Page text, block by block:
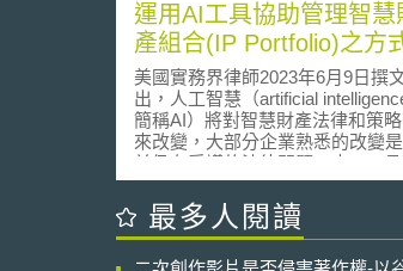
運用AI工具協助管理智慧
產組合(IP Portfolio)之方
美國實務界律師2023年6月9日撰
出，人工智慧（artificial
簡稱AI）將對智慧財產法律和策
來改變，大部分企業熟悉的改變
前仍有爭議的法律問題—由AI工具
生的發明創造是否為專利或著作
格的保護標的。但除此之外，AI工
對於創建和管理智慧財產組合（IP
最多人閱讀